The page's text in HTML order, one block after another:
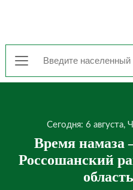
Сегодня: 6 августа,
Время намаза
Россошанский